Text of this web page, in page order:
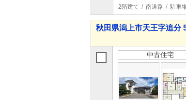
2階建て 南道路 駐車
秋田県潟上市天王字追分
中古住宅